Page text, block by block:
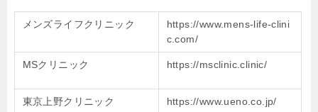
メンズライフクリニック
https://www.mens-life-clini
c.com/
MSクリニック https://msclinic.clinic/
東京上野クリニック https://www.ueno.co.jp/